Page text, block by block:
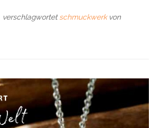
verschlagwortet schmuckwerk von